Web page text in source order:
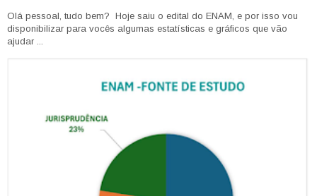
Olá pessoal, tudo bem? Hoje saiu o edital do ENAM, e por isso vou
disponibilizar para vocês algumas estatísticas e gráficos que vão
ajudar ...